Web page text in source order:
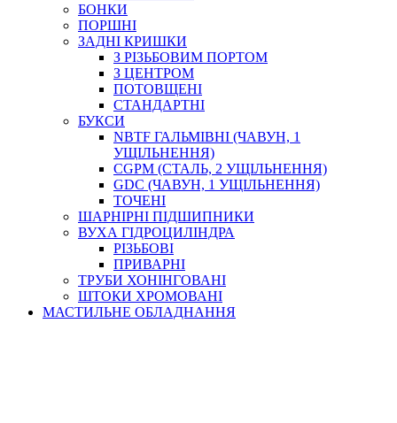
БОНКИ
ПОРШНІ
ЗАДНІ КРИШКИ
З РІЗЬБОВИМ ПОРТОМ
З ЦЕНТРОМ
ПОТОВЩЕНІ
СТАНДАРТНІ
БУКСИ
NBTF ГАЛЬМІВНІ (ЧАВУН, 1
УЩІЛЬНЕННЯ)
CGPM (СТАЛЬ, 2 УЩІЛЬНЕННЯ)
GDC (ЧАВУН, 1 УЩІЛЬНЕННЯ)
ТОЧЕНІ
ШАРНІРНІ ПІДШИПНИКИ
ВУХА ГІДРОЦИЛІНДРА
РІЗЬБОВІ
ПРИВАРНІ
ТРУБИ ХОНІНГОВАНІ
ШТОКИ ХРОМОВАНІ
МАСТИЛЬНЕ ОБЛАДНАННЯ